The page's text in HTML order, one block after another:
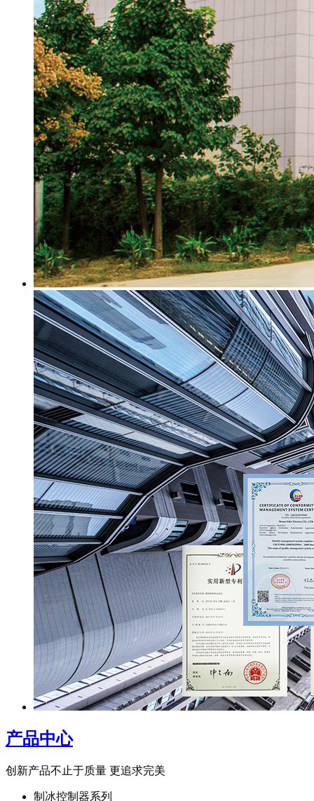
产品中心
创新产品不止于质量 更追求完美
制冰控制器系列